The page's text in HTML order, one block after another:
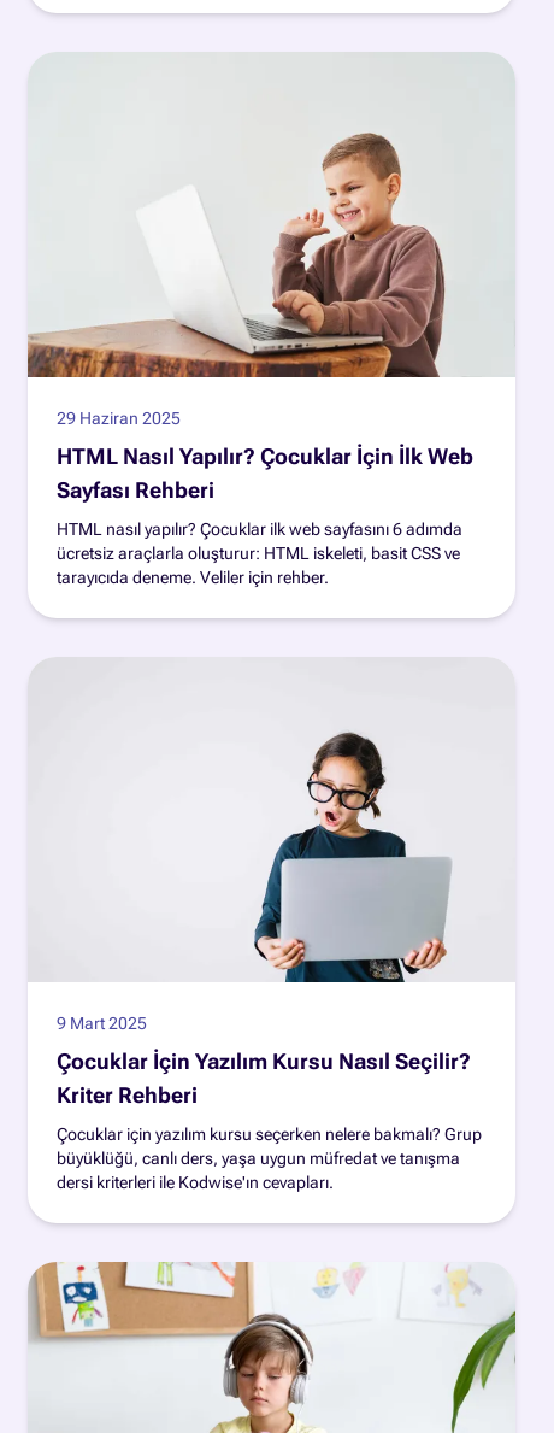
29 Haziran 2025
HTML Nasıl Yapılır? Çocuklar İçin İlk Web
Sayfası Rehberi
HTML nasıl yapılır? Çocuklar ilk web sayfasını 6 adımda
ücretsiz araçlarla oluşturur: HTML iskeleti, basit CSS ve
tarayıcıda deneme. Veliler için rehber.
9 Mart 2025
Çocuklar İçin Yazılım Kursu Nasıl Seçilir?
Kriter Rehberi
Çocuklar için yazılım kursu seçerken nelere bakmalı? Grup
büyüklüğü, canlı ders, yaşa uygun müfredat ve tanışma
dersi kriterleri ile Kodwise'ın cevapları.